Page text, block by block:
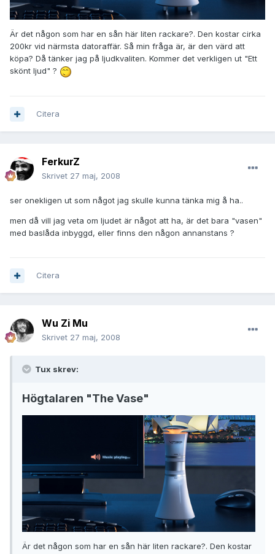
Är det någon som har en sån här liten rackare?. Den kostar cirka
200kr vid närmsta datoraffär. Så min fråga är, är den värd att
köpa? Då tänker jag på ljudkvaliten. Kommer det verkligen ut "Ett
skönt ljud" ?
Citera
FerkurZ
Skrivet 27 maj, 2008
ser onekligen ut som något jag skulle kunna tänka mig å ha..
men då vill jag veta om ljudet är något att ha, är det bara "vasen"
med baslåda inbyggd, eller finns den någon annanstans ?
Citera
Wu Zi Mu
Skrivet 27 maj, 2008
Tux skrev:
Högtalaren "The Vase"
Är det någon som har en sån här liten rackare?. Den kostar